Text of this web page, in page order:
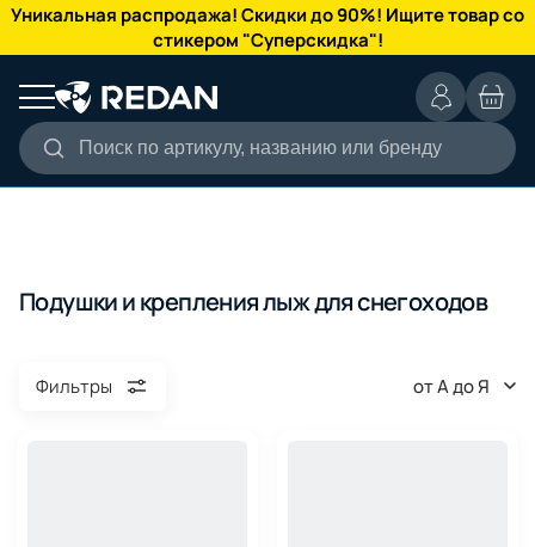
Уникальная распродажа! Скидки до 90%! Ищите товар со
стикером "Суперскидка"!
Поиск по артикулу, названию или бренду
КАТАЛОГ
Подушки и крепления лыж для снегоходов
Фильтры от А до Я